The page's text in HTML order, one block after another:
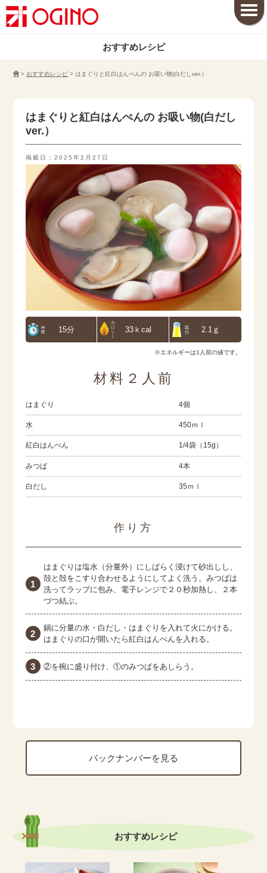
おすすめレシピ
> おすすめレシピ >はまぐりと紅白はんぺんの お吸い物(白だしver.）
はまぐりと紅白はんぺんの お吸い物(白だし
ver.）
掲載日：2025年2月27日
15分 33ｋcal 2.1ｇ
※エネルギーは1人前の値です。
材料２人前
はまぐり 4個
水 450ｍｌ
紅白はんぺん 1/4袋（15g）
みつば 4本
白だし 35ｍｌ
作り方
はまぐりは塩水（分量外）にしばらく浸けて砂出しし、
殻と殻をこすり合わせるようにしてよく洗う。みつばは
洗ってラップに包み、電子レンジで２０秒加熱し、２本
づつ結ぶ。
鍋に分量の水・白だし・はまぐりを入れて火にかける。
はまぐりの口が開いたら紅白はんぺんを入れる。
②を椀に盛り付け、①のみつばをあしらう。
バックナンバーを見る
おすすめレシピ